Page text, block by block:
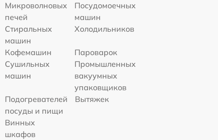
Микроволновых
печей
Посудомоечных
машин
Стиральных
машин
Холодильников
Кофемашин
Пароварок
Сушильных
машин
Промышленных
вакуумных
упаковщиков
Подогревателей
посуды и пищи
Вытяжек
Винных
шкафов